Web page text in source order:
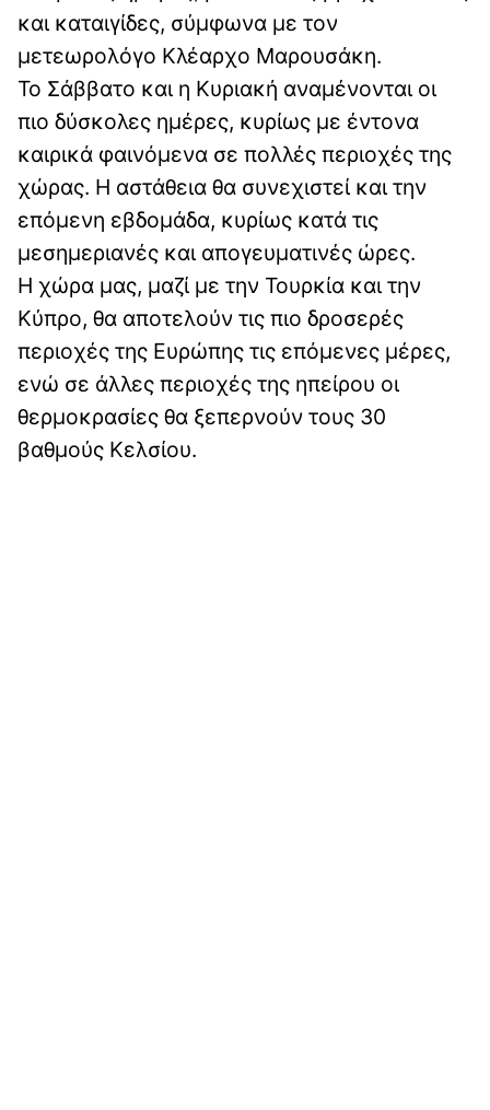
και καταιγίδες, σύμφωνα με τον
μετεωρολόγο Κλέαρχο Μαρουσάκη.
Το Σάββατο και η Κυριακή αναμένονται οι
πιο δύσκολες ημέρες, κυρίως με έντονα
καιρικά φαινόμενα σε πολλές περιοχές της
χώρας. Η αστάθεια θα συνεχιστεί και την
επόμενη εβδομάδα, κυρίως κατά τις
μεσημεριανές και απογευματινές ώρες.
Η χώρα μας, μαζί με την Τουρκία και την
Κύπρο, θα αποτελούν τις πιο δροσερές
περιοχές της Ευρώπης τις επόμενες μέρες,
ενώ σε άλλες περιοχές της ηπείρου οι
θερμοκρασίες θα ξεπερνούν τους 30
βαθμούς Κελσίου.